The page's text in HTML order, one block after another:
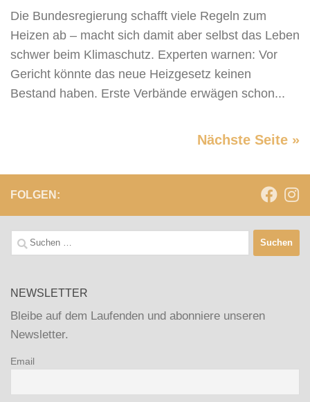
Die Bundesregierung schafft viele Regeln zum
Heizen ab – macht sich damit aber selbst das Leben
schwer beim Klimaschutz. Experten warnen: Vor
Gericht könnte das neue Heizgesetz keinen
Bestand haben. Erste Verbände erwägen schon...
Nächste Seite »
FOLGEN:
Suchen
nach:
NEWSLETTER
Bleibe auf dem Laufenden und abonniere unseren
Newsletter.
Email